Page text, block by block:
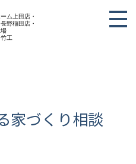
ム上田店・
野稲田店・
工
家づくり相談